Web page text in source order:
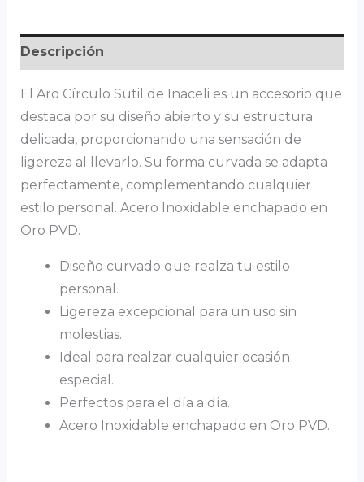
Descripción
El Aro Círculo Sutil de Inaceli es un accesorio que
destaca por su diseño abierto y su estructura
delicada, proporcionando una sensación de
ligereza al llevarlo. Su forma curvada se adapta
perfectamente, complementando cualquier
estilo personal. Acero Inoxidable enchapado en
Oro PVD.
Diseño curvado que realza tu estilo
personal.
Ligereza excepcional para un uso sin
molestias.
Ideal para realzar cualquier ocasión
especial.
Perfectos para el día a día.
Acero Inoxidable enchapado en Oro PVD.